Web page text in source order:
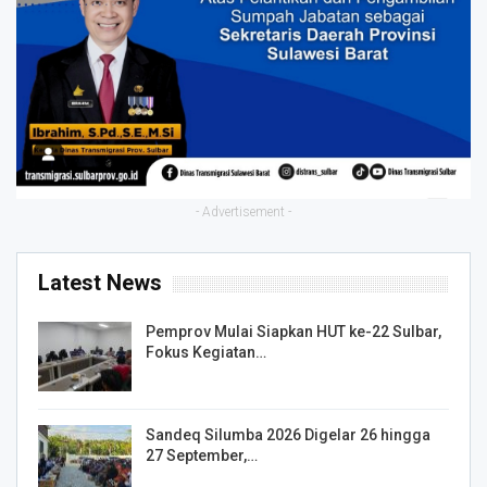
- Advertisement -
Latest News
Pemprov Mulai Siapkan HUT ke-22 Sulbar,
Fokus Kegiatan…
Sandeq Silumba 2026 Digelar 26 hingga
27 September,…